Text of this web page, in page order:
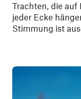
Trachten, die auf
jeder Ecke
Stimmung ist